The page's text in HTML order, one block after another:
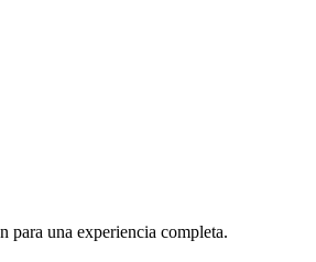
para una experiencia completa.